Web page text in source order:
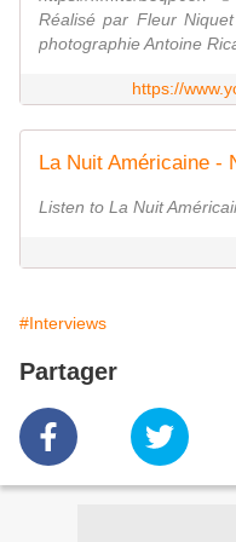
Réalisé par Fleur
photographie Antoine
https://
La Nuit Américaine -
Listen to La Nuit
#Interviews
Partager